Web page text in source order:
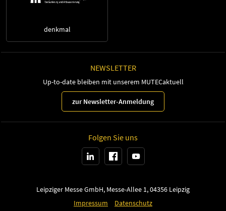
denkmal
NEWSLETTER
Up-to-date bleiben mit unserem MUTECaktuell
zur Newsletter-Anmeldung
Folgen Sie uns
Leipziger Messe GmbH, Messe-Allee 1, 04356 Leipzig
Impressum
Datenschutz